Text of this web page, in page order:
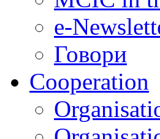
e-
Говори
Cooperation